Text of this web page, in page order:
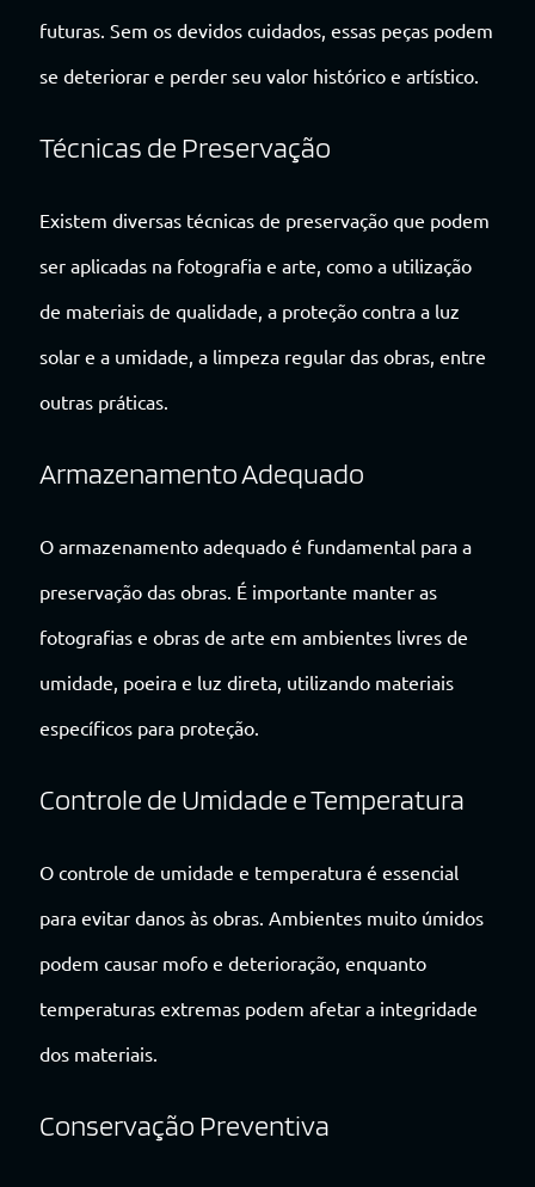
futuras. Sem os devidos cuidados, essas peças podem
se deteriorar e perder seu valor histórico e artístico.
Técnicas de Preservação
Existem diversas técnicas de preservação que podem
ser aplicadas na fotografia e arte, como a utilização
de materiais de qualidade, a proteção contra a luz
solar e a umidade, a limpeza regular das obras, entre
outras práticas.
Armazenamento Adequado
O armazenamento adequado é fundamental para a
preservação das obras. É importante manter as
fotografias e obras de arte em ambientes livres de
umidade, poeira e luz direta, utilizando materiais
específicos para proteção.
Controle de Umidade e Temperatura
O controle de umidade e temperatura é essencial
para evitar danos às obras. Ambientes muito úmidos
podem causar mofo e deterioração, enquanto
temperaturas extremas podem afetar a integridade
dos materiais.
Conservação Preventiva